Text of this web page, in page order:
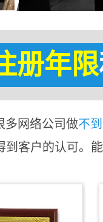
册年限
多网络公司做不
到客户的认可。